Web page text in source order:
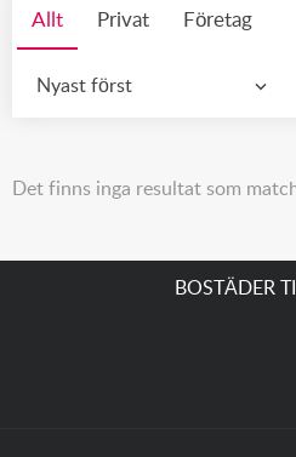
Allt Privat Företag
Nyast först
Det finns inga resultat som
BOSTÄDER